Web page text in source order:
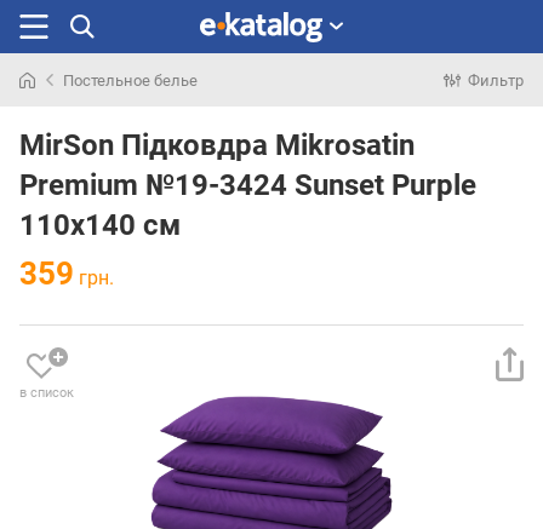
раньше
Постельное белье Фильтр
MirSon Підковдра Mikrosatin
Premium №19-3424 Sunset Purple
110х140 см
359 грн.
в список